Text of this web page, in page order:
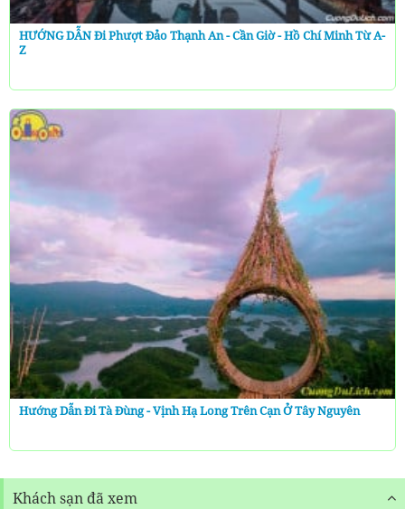
HƯỚNG DẪN Đi Phượt Đảo Thạnh An - Cần Giờ - Hồ Chí Minh Từ A-
Z
Hướng Dẫn Đi Tà Đùng - Vịnh Hạ Long Trên Cạn Ở Tây Nguyên
Khách sạn đã xem